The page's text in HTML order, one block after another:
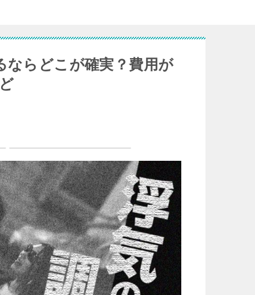
ならどこが確実？費用が